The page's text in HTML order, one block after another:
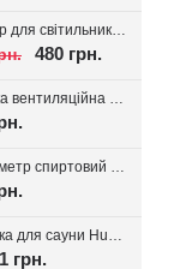
480 грн.
Камянка для сауни Huum Drop 9 кВт
грн.